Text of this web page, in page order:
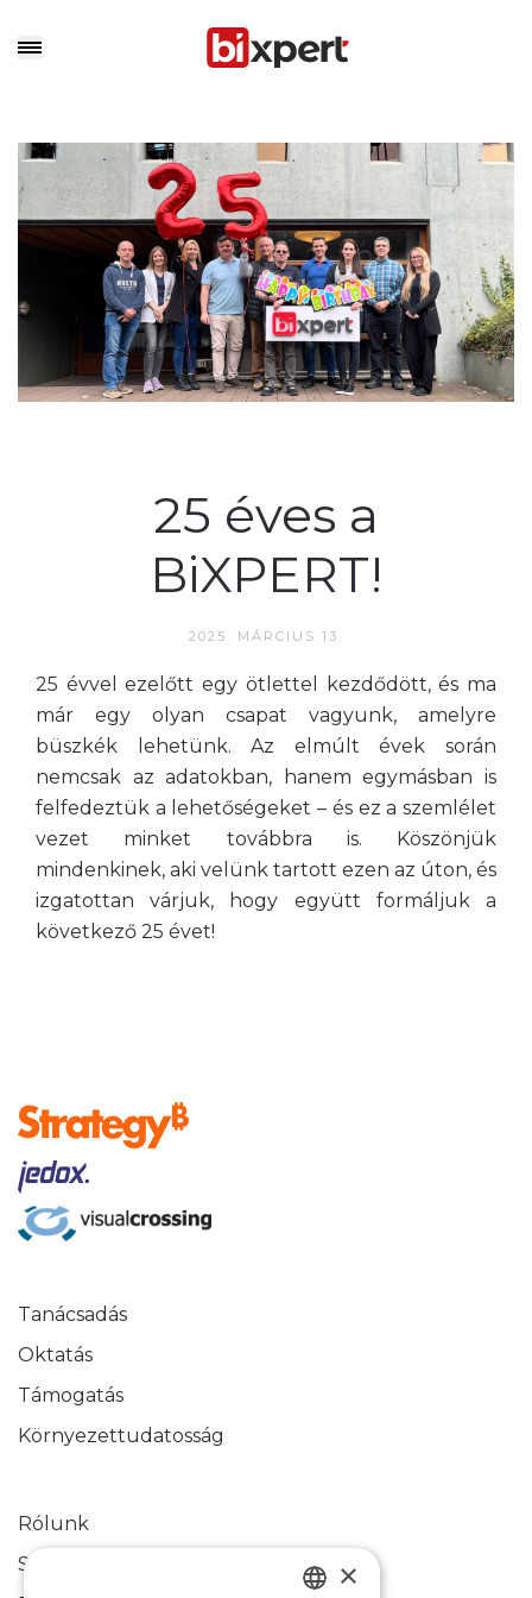
25 éves a
BiXPERT!
2025. MÁRCIUS 13.
25 évvel ezelőtt egy ötlettel kezdődött, és ma
már egy olyan csapat vagyunk, amelyre
büszkék lehetünk. Az elmúlt évek során
nemcsak az adatokban, hanem egymásban is
felfedeztük a lehetőségeket – és ez a szemlélet
vezet minket továbbra is. Köszönjük
mindenkinek, aki velünk tartott ezen az úton, és
izgatottan várjuk, hogy együtt formáljuk a
következő 25 évet!
Tanácsadás
Oktatás
Támogatás
Környezettudatosság
Rólunk
Sikertörténetek
×